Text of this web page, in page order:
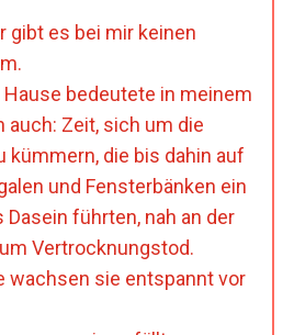
gibt es bei mir keinen
bedeutete in meinem
auch: Zeit, sich um die
kümmern, die bis dahin auf
und Fensterbänken ein
führten, nah an der
Vertrocknungstod.
wachsen sie entspannt vor